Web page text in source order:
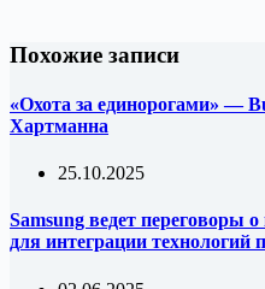
Похожие записи
«Охота за единорогами» —
Хартманна
25.10.2025
Samsung ведет переговоры
для интеграции технологий